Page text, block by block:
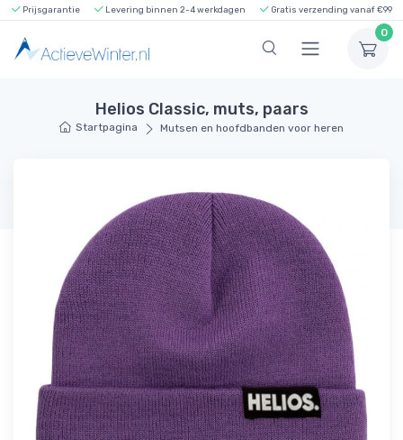
Prijsgarantie Levering binnen 2-4 werkdagen Gratis verzending vanaf €99
0
Helios Classic, muts, paars
Startpagina Mutsen en hoofdbanden voor heren